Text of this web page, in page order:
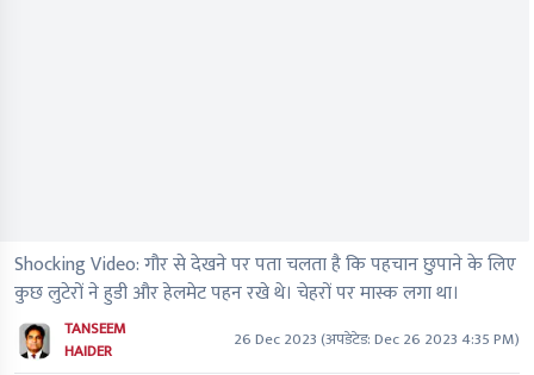
Shocking Video: गौर से देखने पर पता चलता है कि पहचान छुपाने के लिए
कुछ लुटेरों ने हुडी और हेलमेट पहन रखे थे। चेहरों पर मास्क लगा था।
TANSEEM
HAIDER
26 Dec 2023(अपडेटेड:Dec 26 2023 4:35 PM)